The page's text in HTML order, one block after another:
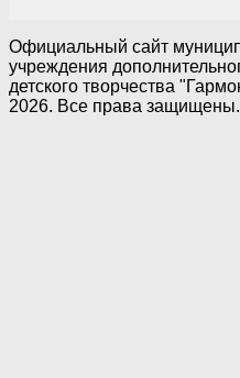
Официальный сайт
учреждения
детского творчества
2026. Все права защищены.